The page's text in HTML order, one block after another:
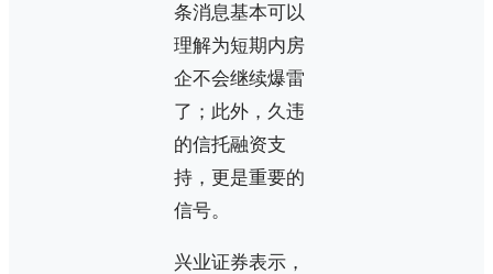
条消息基本可以
理解为短期内房
企不会继续爆雷
了；此外，久违
的信托融资支
持，更是重要的
信号。
兴业证券表示，